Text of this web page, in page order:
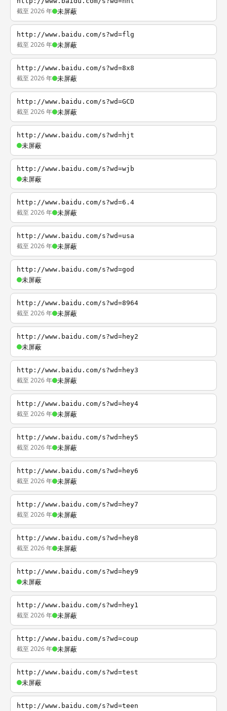
截至 2026 年 未屏蔽
http://www.baidu.com/s?wd=flg
截至 2026 年 未屏蔽
http://www.baidu.com/s?wd=8x8
截至 2026 年 未屏蔽
http://www.baidu.com/s?wd=GCD
截至 2026 年 未屏蔽
http://www.baidu.com/s?wd=hjt
未屏蔽
http://www.baidu.com/s?wd=wjb
未屏蔽
http://www.baidu.com/s?wd=6.4
截至 2026 年 未屏蔽
http://www.baidu.com/s?wd=usa
截至 2026 年 未屏蔽
http://www.baidu.com/s?wd=god
未屏蔽
http://www.baidu.com/s?wd=8964
截至 2026 年 未屏蔽
http://www.baidu.com/s?wd=hey2
未屏蔽
http://www.baidu.com/s?wd=hey3
截至 2026 年 未屏蔽
http://www.baidu.com/s?wd=hey4
截至 2026 年 未屏蔽
http://www.baidu.com/s?wd=hey5
截至 2026 年 未屏蔽
http://www.baidu.com/s?wd=hey6
截至 2026 年 未屏蔽
http://www.baidu.com/s?wd=hey7
截至 2026 年 未屏蔽
http://www.baidu.com/s?wd=hey8
截至 2026 年 未屏蔽
http://www.baidu.com/s?wd=hey9
未屏蔽
http://www.baidu.com/s?wd=hey1
截至 2026 年 未屏蔽
http://www.baidu.com/s?wd=coup
截至 2026 年 未屏蔽
http://www.baidu.com/s?wd=test
未屏蔽
http://www.baidu.com/s?wd=teen